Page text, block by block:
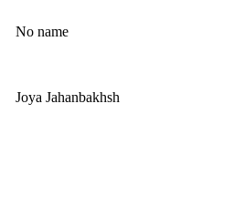
No name
Joya Jahanbakhsh